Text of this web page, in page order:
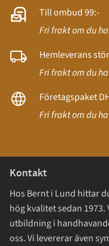
Till ombud 99:-
Fri frakt om du
Hemleverans
Fri frakt om du
Företagspaket
Fri frakt om du
Kontakt
Hos Bernt i Lund hittar
hög kvalitet sedan
utbildning i
oss. Vi levererar även